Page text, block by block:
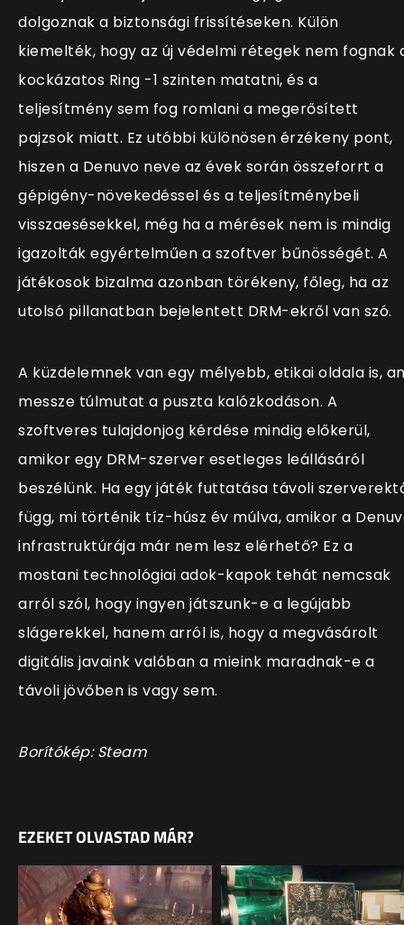
dolgoznak a biztonsági frissítéseken. Külön
kiemelték, hogy az új védelmi rétegek nem fognak
kockázatos Ring -1 szinten matatni, és a
teljesítmény sem fog romlani a megerősített
pajzsok miatt. Ez utóbbi különösen érzékeny pont,
hiszen a Denuvo neve az évek során összeforrt a
gépigény-növekedéssel és a teljesítménybeli
visszaesésekkel, még ha a mérések nem is mindig
igazolták egyértelműen a szoftver bűnösségét. A
játékosok bizalma azonban törékeny, főleg, ha az
utolsó pillanatban bejelentett DRM-ekről van szó.
A küzdelemnek van egy mélyebb, etikai oldala is,
messze túlmutat a puszta kalózkodáson. A
szoftveres tulajdonjog kérdése mindig előkerül,
amikor egy DRM-szerver esetleges leállásáról
beszélünk. Ha egy játék futtatása távoli
függ, mi történik tíz-húsz év múlva, amikor a
infrastruktúrája már nem lesz elérhető? Ez a
mostani technológiai adok-kapok tehát nemcsak
arról szól, hogy ingyen játszunk-e a legújabb
slágerekkel, hanem arról is, hogy a megvásárolt
digitális javaink valóban a mieink maradnak-e a
távoli jövőben is vagy sem.
Borítókép: Steam
EZEKET OLVASTAD MÁR?